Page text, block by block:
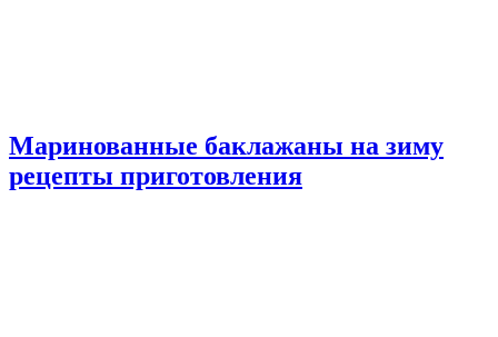
Маринованные баклажаны на зиму
рецепты приготовления